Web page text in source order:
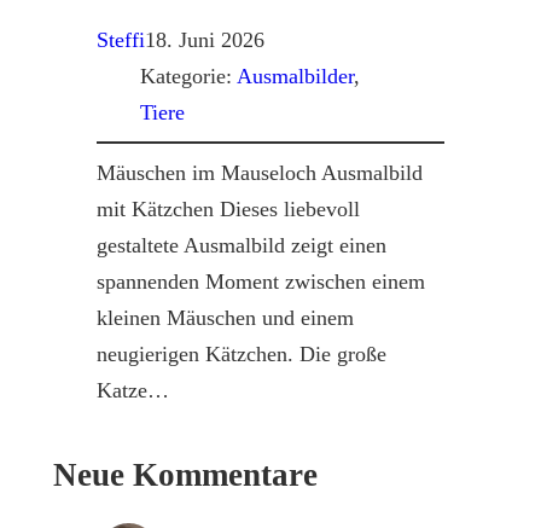
Steffi18. Juni 2026
Kategorie: Ausmalbilder
Tiere
Mäuschen im Mauseloch Ausmalbild
mit Kätzchen Dieses liebevoll
gestaltete Ausmalbild zeigt einen
spannenden Moment zwischen einem
kleinen Mäuschen und einem
neugierigen Kätzchen. Die große
Katze…
Neue Kommentare